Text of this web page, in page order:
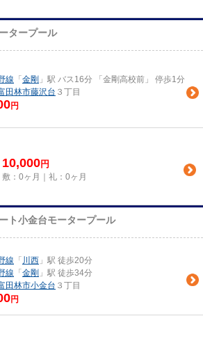
タープール
線 「 金剛 」駅 バス16分 「金剛高校前」 停歩1分
田林市藤沢台 ３丁目
円
10,000円
敷：0ヶ月｜礼：0ヶ月
ト小金台モータープール
線 「 川西 」駅 徒歩20分
線 「 金剛 」駅 徒歩34分
田林市小金台 ３丁目
円